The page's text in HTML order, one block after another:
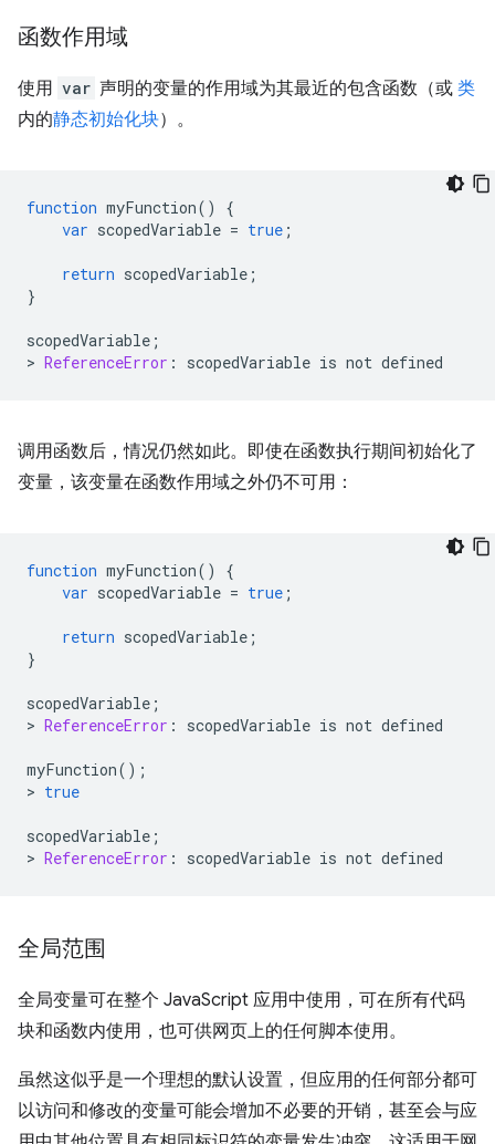
函数作用域
使用 var 声明的变量的作用域为其最近的包含函数（或 类
内的静态初始化块）。
function myFunction()
{
var scopedVariable = true ;
return scopedVariable ;
}
scopedVariable ;
> ReferenceError : scopedVariable is not defined
调用函数后，情况仍然如此。即使在函数执行期间初始化了
变量，该变量在函数作用域之外仍不可用：
function myFunction()
{
var scopedVariable = true ;
return scopedVariable ;
}
scopedVariable ;
> ReferenceError : scopedVariable is not defined
myFunction();
> true
scopedVariable ;
> ReferenceError : scopedVariable is not defined
全局范围
全局变量可在整个 JavaScript 应用中使用，可在所有代码
块和函数内使用，也可供网页上的任何脚本使用。
虽然这似乎是一个理想的默认设置，但应用的任何部分都可
以访问和修改的变量可能会增加不必要的开销，甚至会与应